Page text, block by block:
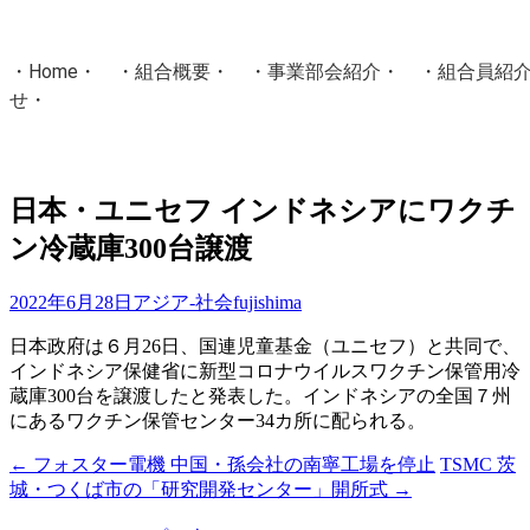
・ Home ・ ・ 組合概要 ・ ・ 事業部会紹介 ・ ・ 組合員紹
せ ・
国土交通省・経済産業省・農林水産省・厚生労働省 認可
日本・ユニセフ インドネシアにワクチ
ン冷蔵庫300台譲渡
2022年6月28日 アジア-社会fujishima
日本政府は６月26日、国連児童基金（ユニセフ）と共同で、
インドネシア保健省に新型コロナウイルスワクチン保管用冷
蔵庫300台を譲渡したと発表した。インドネシアの全国７州
にあるワクチン保管センター34カ所に配られる。
投
稿
← フォスター電機 中国・孫会社の南寧工場を停止 TSMC 茨
城・つくば市の「研究開発センター」開所式 →